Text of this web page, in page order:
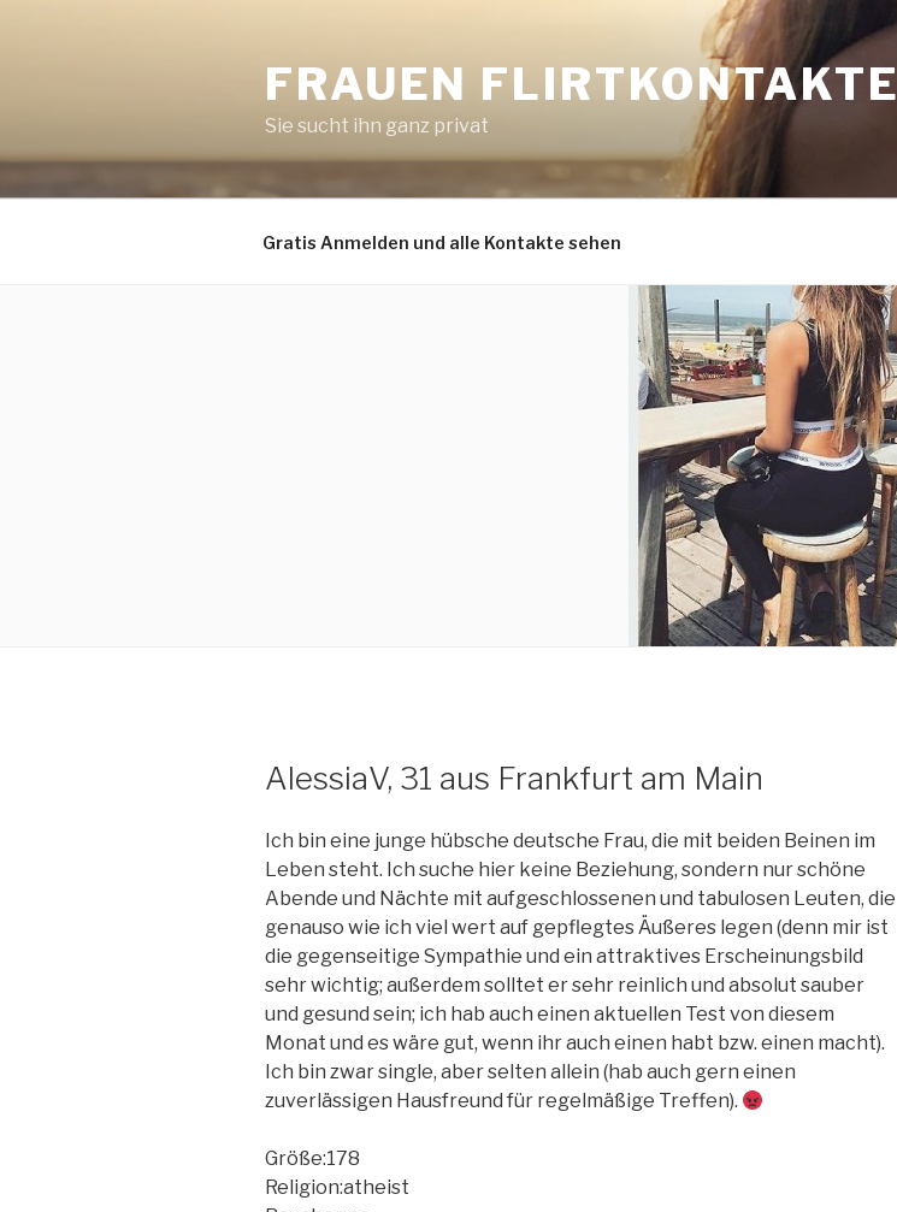
FRAUEN FLIRTKONTAKTE
Sie sucht ihn ganz privat
Gratis Anmelden und alle Kontakte sehen
AlessiaV, 31 aus Frankfurt am Main
Ich bin eine junge hübsche deutsche Frau, die mit beiden Beinen im
Leben steht. Ich suche hier keine Beziehung, sondern nur schöne
Abende und Nächte mit aufgeschlossenen und tabulosen Leuten, die
genauso wie ich viel wert auf gepflegtes Äußeres legen (denn mir ist
die gegenseitige Sympathie und ein attraktives Erscheinungsbild
sehr wichtig; außerdem solltet er sehr reinlich und absolut sauber
und gesund sein; ich hab auch einen aktuellen Test von diesem
Monat und es wäre gut, wenn ihr auch einen habt bzw. einen macht).
Ich bin zwar single, aber selten allein (hab auch gern einen
zuverlässigen Hausfreund für regelmäßige Treffen).
Größe:178
Religion:atheist